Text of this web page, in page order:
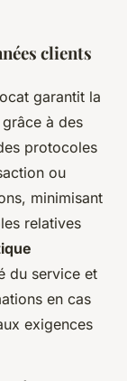
clients
garantit la
grâce à des
protocoles
ou
minimisant
relatives
du service et
en cas
exigences